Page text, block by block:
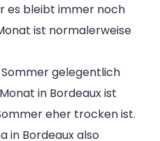
es bleibt immer noch
ist normalerweise
gelegentlich
in Bordeaux ist
eher trocken ist.
in Bordeaux also